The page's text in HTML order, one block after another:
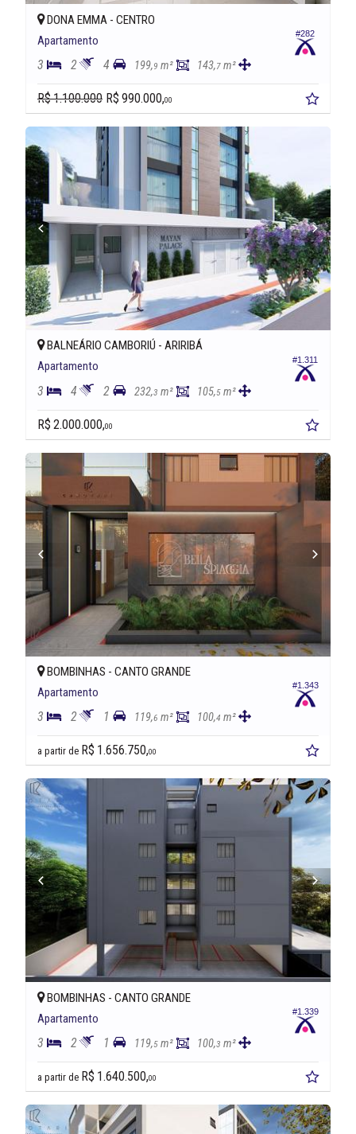
#282
DONA EMMA - CENTRO
Apartamento
3 2 4 199,9 m² 143,7 m²
R$ 1.100.000 R$ 990.000,00
#1.311
BALNEÁRIO CAMBORIÚ - ARIRIBÁ
Apartamento
3 4 2 232,3 m² 105,5 m²
R$ 2.000.000,00
#1.343
BOMBINHAS - CANTO GRANDE
Apartamento
3 2 1 119,6 m² 100,4 m²
a partir de R$ 1.656.750,00
#1.339
BOMBINHAS - CANTO GRANDE
Apartamento
3 2 1 119,5 m² 100,3 m²
a partir de R$ 1.640.500,00